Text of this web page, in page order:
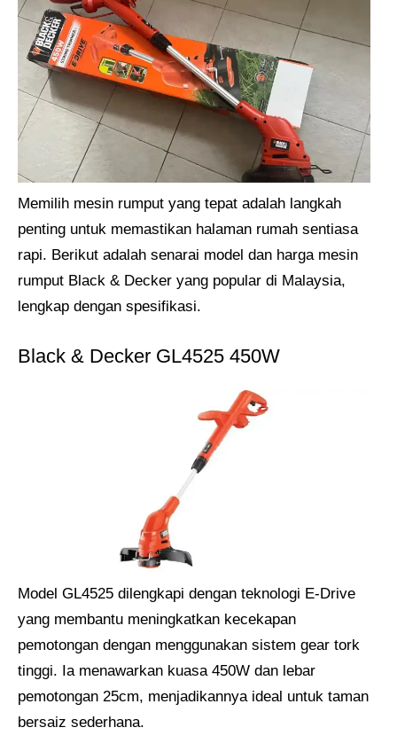
Memilih mesin rumput yang tepat adalah langkah
penting untuk memastikan halaman rumah sentiasa
rapi. Berikut adalah senarai model dan harga mesin
rumput Black & Decker yang popular di Malaysia,
lengkap dengan spesifikasi.
Black & Decker GL4525 450W
Model GL4525 dilengkapi dengan teknologi E-Drive
yang membantu meningkatkan kecekapan
pemotongan dengan menggunakan sistem gear tork
tinggi. Ia menawarkan kuasa 450W dan lebar
pemotongan 25cm, menjadikannya ideal untuk taman
bersaiz sederhana.